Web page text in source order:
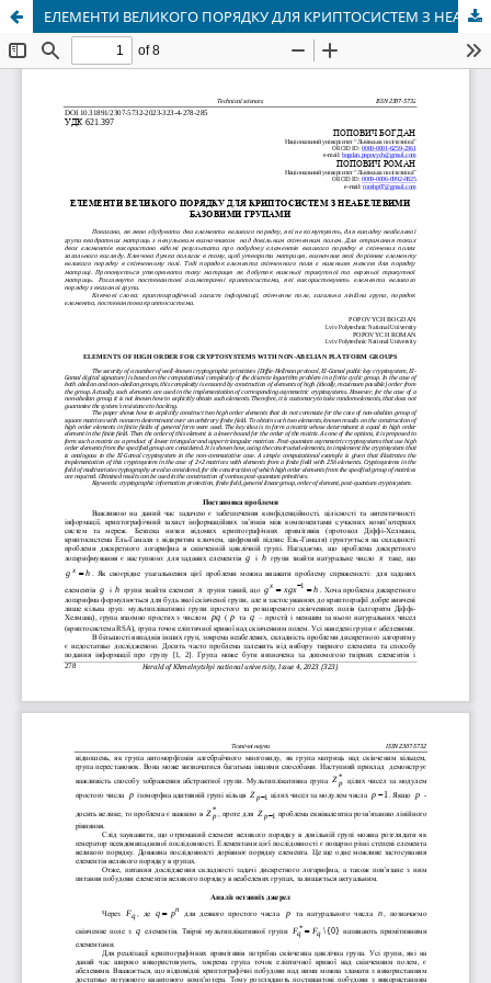
ЕЛЕМЕНТИ ВЕЛИКОГО ПОРЯДКУ ДЛЯ КРИПТОСИСТЕМ З НЕАБЕЛЕВИМИ БАЗОВИМИ ГРУПАМИ